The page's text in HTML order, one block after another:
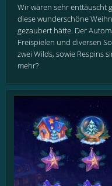
Wir wären sehr enttäuscht
diese wunderschöne
gezaubert hätte. Der
Freispielen und diversen
zwei Wilds, sowie Respins
mehr?